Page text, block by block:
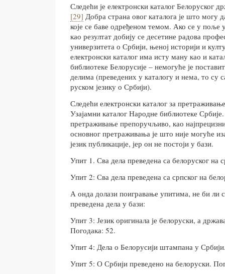
Следећи је електронски каталог Белоруског
[29] Добра страна овог каталога је што могу
које се баве одређеном темом. Ако се у поље
као резултат добију се десетине радова
универзитета о Србији, њеној историји и
електронски каталог има исту ману као и
библиотеке Белорусије – немогуће је
делима (преведених у каталогу и нема, то су
руском језику о Србији).
Следећи електронски каталог за
Узајамни каталог Народне библиотеке
претраживање препоручљиво, као
основног претраживања је што није могуће
језик публикације, јер он не постоји у бази.
Упит 1. Сва дела преведена са белоруског на
Упит 2: Сва дела преведена са српског на
А онда долази поигравање упитима, не би ли
преведена дела у бази:
Упит 3: Језик оригинала је белоруски, а
Погодака: 52.
Упит 4: Дела о Белорусији штампана у
Упит 5: О Србији преведено на белоруски.